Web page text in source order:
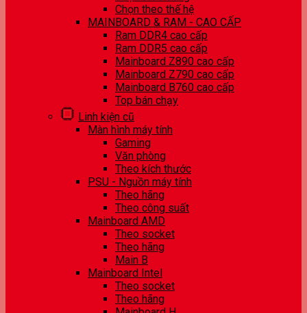
Chọn theo thế hệ
MAINBOARD & RAM - CAO CẤP
Ram DDR4 cao cấp
Ram DDR5 cao cấp
Mainboard Z890 cao cấp
Mainboard Z790 cao cấp
Mainboard B760 cao cấp
Top bán chạy
Linh kiện cũ
Màn hình máy tính
Gaming
Văn phòng
Theo kích thước
PSU - Nguồn máy tính
Theo hãng
Theo công suất
Mainboard AMD
Theo socket
Theo hãng
Main B
Mainboard Intel
Theo socket
Theo hãng